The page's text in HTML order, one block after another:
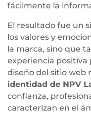
fácilmente la
El resultado fue un
los valores y
la marca, sino que
experiencia positiva
diseño del sitio web
identidad de NPV
confianza,
caracterizan en el